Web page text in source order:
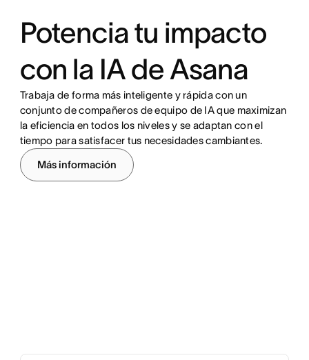
Potencia tu impacto
con la IA de Asana
Trabaja de forma más inteligente y rápida con un
conjunto de compañeros de equipo de IA que maximizan
la eficiencia en todos los niveles y se adaptan con el
tiempo para satisfacer tus necesidades cambiantes.
Más información